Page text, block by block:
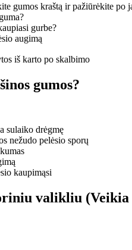
gumos kraštą ir pažiūrėkite po
gurbe?
augimą
iš karto po skalbimo
gumos?
sulaiko drėgmę
nežudo pelėsio sporų
kaupimąsi
valikliu